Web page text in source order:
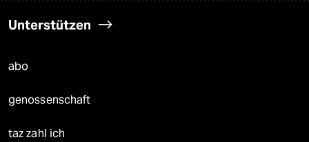
Unterstützen
abo
genossenschaft
taz zahl ich